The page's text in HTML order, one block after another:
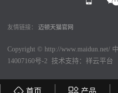
友情链接： 迈顿天猫官网
Copyright © http://www.maidun.net/
14007160号-2 技术支持： 祥云平台
首页 产品